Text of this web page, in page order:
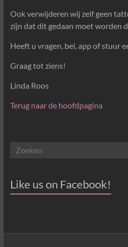
Ook verwijderen wij zelf geen
zijn dat dit gedaan moet worden
Heeft u vragen, bel, app of stuur
Graag tot ziens!
Linda Roos
Terug naar de hoofdpagina
Like us on Facebook!